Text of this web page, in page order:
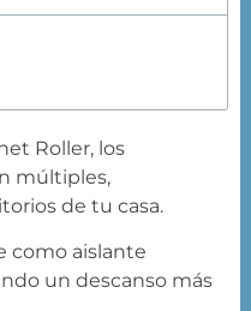
Roller, los
múltiples,
de tu casa.
como aislante
un descanso más